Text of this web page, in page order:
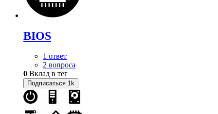
BIOS
1 ответ
2 вопроса
0 Вклад в тег
Подписаться 1k